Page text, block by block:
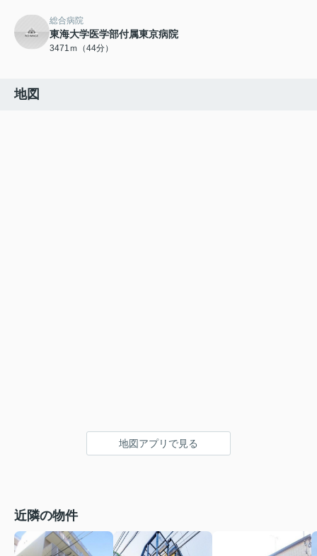
総合病院
東海大学医学部付属東京病院
3471ｍ（44分）
地図
地図アプリで見る
近隣の物件